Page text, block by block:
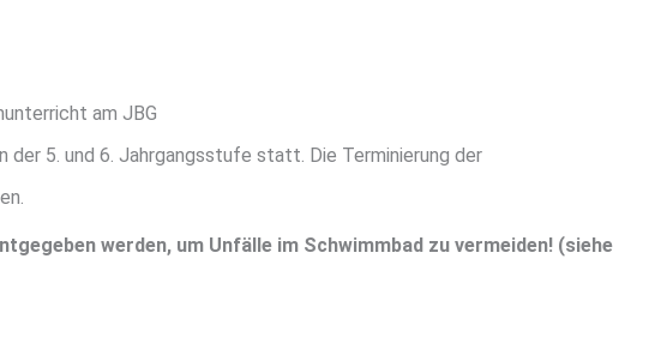
am JBG
5. und 6. Jahrgangsstufe statt. Die Terminierung der
werden, um Unfälle im Schwimmbad zu vermeiden! (siehe